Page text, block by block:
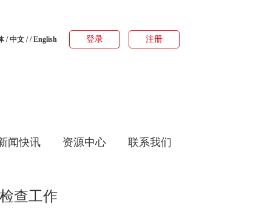
登录 注册
/中文/ /English
闻快讯 资源中心 联系我们
查工作